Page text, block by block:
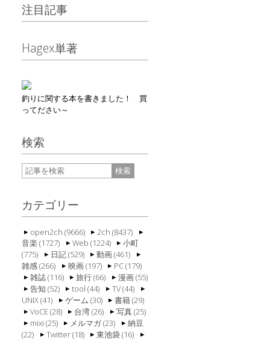
注目記事
Hagex単著
釣りに関する本を書きました！ 買
ってださい～
検索
カテゴリー
open2ch (9666)
2ch (8437)
音楽 (1727)
Web (1224)
小町
(775)
日記 (529)
動画 (461)
雑感 (266)
映画 (197)
PC (179)
雑誌 (116)
旅行 (66)
漫画 (55)
告知 (52)
tool (44)
TV (44)
UNIX (41)
ゲーム (30)
書籍 (29)
VoCE (28)
台湾 (26)
写真 (25)
mixi (25)
メルマガ (23)
納豆
(22)
Twitter (18)
東池袋 (16)